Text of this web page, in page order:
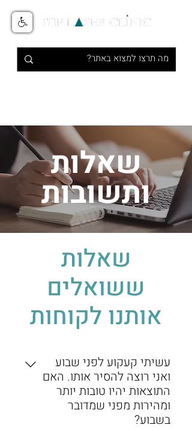
שאלות
ותשובות
שאלות
ששואלים
אותנו לקוחות
עשיתי קעקוע לפני שבוע
ואני רוצה להסיר אותו. האם
התוצאות יהיו טובות יותר
ומהירות מפני שמדובר
בשבוע?